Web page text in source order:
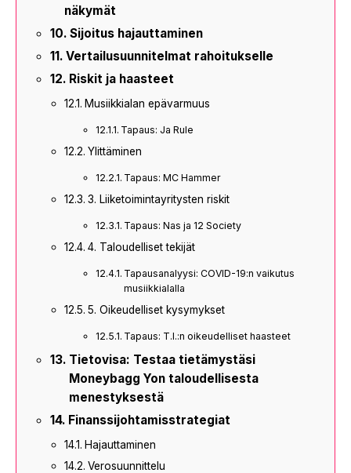
näkymät
Sijoitus hajauttaminen
Vertailusuunnitelmat rahoitukselle
Riskit ja haasteet
Musiikkialan epävarmuus
Tapaus: Ja Rule
Ylittäminen
Tapaus: MC Hammer
3. Liiketoimintayritysten riskit
Tapaus: Nas ja 12 Society
4. Taloudelliset tekijät
Tapausanalyysi: COVID-19:n vaikutus
musiikkialalla
5. Oikeudelliset kysymykset
Tapaus: T.I.:n oikeudelliset haasteet
Tietovisa: Testaa tietämystäsi
Moneybagg Yon taloudellisesta
menestyksestä
Finanssijohtamisstrategiat
Hajauttaminen
Verosuunnittelu